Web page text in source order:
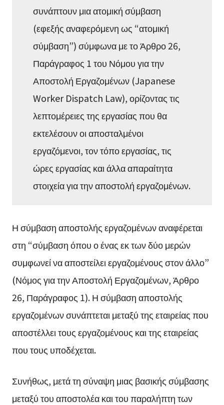
συνάπτουν μια ατομική σύμβαση
(εφεξής αναφερόμενη ως “ατομική
σύμβαση”) σύμφωνα με το Άρθρο 26,
Παράγραφος 1 του Νόμου για την
Αποστολή Εργαζομένων (Japanese
Worker Dispatch Law), ορίζοντας τις
λεπτομέρειες της εργασίας που θα
εκτελέσουν οι αποσταλμένοι
εργαζόμενοι, τον τόπο εργασίας, τις
ώρες εργασίας και άλλα απαραίτητα
στοιχεία για την αποστολή εργαζομένων.
Η σύμβαση αποστολής εργαζομένων αναφέρεται
στη “σύμβαση όπου ο ένας εκ των δύο μερών
συμφωνεί να αποστείλει εργαζομένους στον άλλο”
(Νόμος για την Αποστολή Εργαζομένων, Άρθρο
26, Παράγραφος 1). Η σύμβαση αποστολής
εργαζομένων συνάπτεται μεταξύ της εταιρείας που
αποστέλλει τους εργαζομένους και της εταιρείας
που τους υποδέχεται.
Συνήθως, μετά τη σύναψη μιας βασικής σύμβασης
μεταξύ του αποστολέα και του παραλήπτη των